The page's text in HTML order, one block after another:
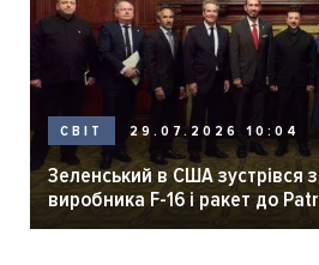
СВІТ 29.07.2026 10:04
Зеленський в США зустрівся
виробника F-16 і ракет до